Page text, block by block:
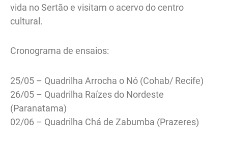
vida no Sertão e visitam o acervo do centro
cultural.
Cronograma de ensaios:
25/05 – Quadrilha Arrocha o Nó (Cohab/ Recife)
26/05 – Quadrilha Raízes do Nordeste
(Paranatama)
02/06 – Quadrilha Chá de Zabumba (Prazeres)